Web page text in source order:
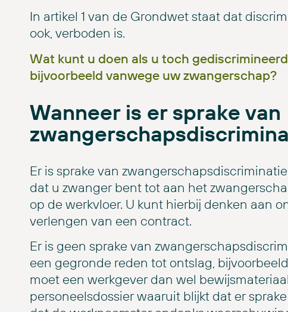
In artikel 1 van de Grondwet staat dat
ook, verboden is.
Wat kunt u doen als u toch
bijvoorbeeld vanwege uw zwangerschap?
Wanneer is er sprake van
Er is sprake van
dat u zwanger bent tot aan het
op de werkvloer. U kunt hierbij denken aan
verlengen van een contract.
Er is geen sprake van
een gegronde reden tot ontslag,
moet een werkgever dan wel
personeelsdossier waaruit blijkt dat er